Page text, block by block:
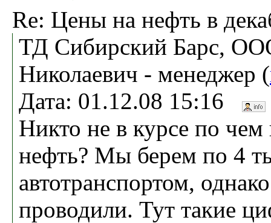
Re: Цены на нефть в
ТД Сибирский Барс,
Николаевич - менеджер (
Дата: 01.12.08 15:16
Никто не в курсе по
нефть? Мы берем по 4
автотранспортом,
проводили. Тут такие